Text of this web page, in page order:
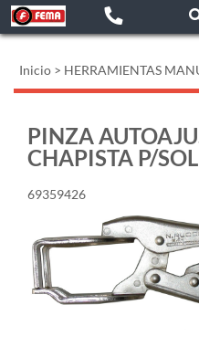
Inicio > HERRAMIENTAS
PINZA
CHAPISTA P/
69359426